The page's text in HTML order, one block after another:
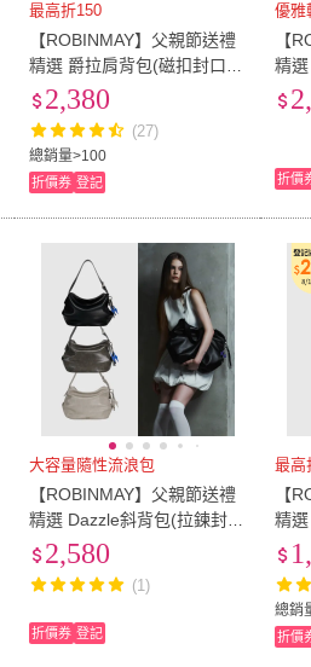
最高折150
【ROBINMAY】父親節送禮
精選 爵拉肩背包(磁扣封口/
多色任選)
總銷量>100
2,380
(27)
折價券 登記
優雅
【
精選
口/
折價
大容量隨性流浪包
【ROBINMAY】父親節送禮
精選 Dazzle斜背包(拉鍊封
口/多色任選/SUPER JUNIO
R - D&E代言)
2,580
(1)
折價券 登記
最高
【
精
口/
總銷
折價